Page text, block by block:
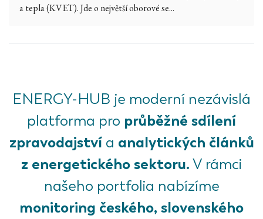
a tepla (KVET). Jde o největší oborové se...
ENERGY-HUB je moderní nezávislá
platforma pro průběžné sdílení
zpravodajstvía analytických článků
z energetického sektoru. V rámci
našeho portfolia nabízíme
monitoring českého, slovenského